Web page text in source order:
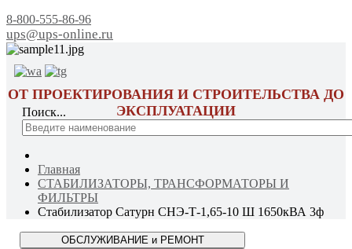
8-800-555-86-96
ups@ups-online.ru
ОТ ПРОЕКТИРОВАНИЯ И СТРОИТЕЛЬСТВА ДО
ЭКСПЛУАТАЦИИ
Поиск...
Главная
СТАБИЛИЗАТОРЫ, ТРАНСФОРМАТОРЫ И
ФИЛЬТРЫ
Стабилизатор Сатурн СНЭ-Т-1,65-10 Ш 1650кВА 3ф